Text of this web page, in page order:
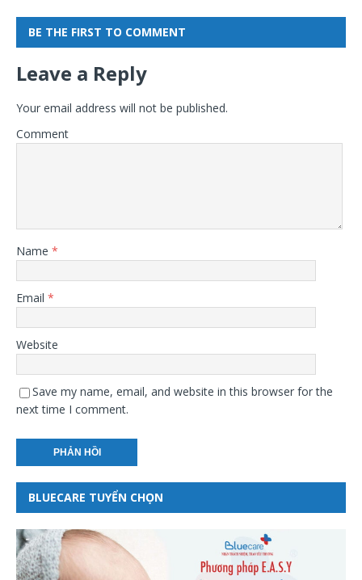
BE THE FIRST TO COMMENT
Leave a Reply
Your email address will not be published.
Comment
Name *
Email *
Website
Save my name, email, and website in this browser for the
next time I comment.
BLUECARE TUYỂN CHỌN